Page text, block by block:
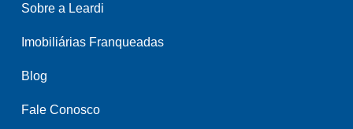
Sobre a Leardi
Imobiliárias Franqueadas
Blog
Fale Conosco